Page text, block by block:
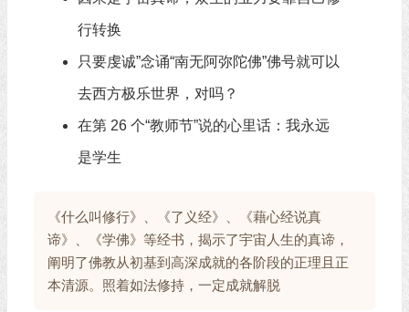
行转换
只要虔诚”念诵“南无阿弥陀佛”佛号就可以
去西方极乐世界，对吗？
在第 26 个“教师节”说的心里话：我永远
是学生
《什么叫修行》、《了义经》、《藉心经说真
谛》、《学佛》等经书，揭示了宇宙人生的真谛，
阐明了佛教从初基到高深成就的各阶段的正理且正
本清源。照着如法修持，一定成就解脱